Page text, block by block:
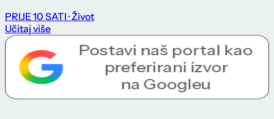
PRIJE 10 SATI · Život
Učitaj više